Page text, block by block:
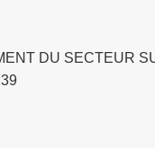
DU SECTEUR